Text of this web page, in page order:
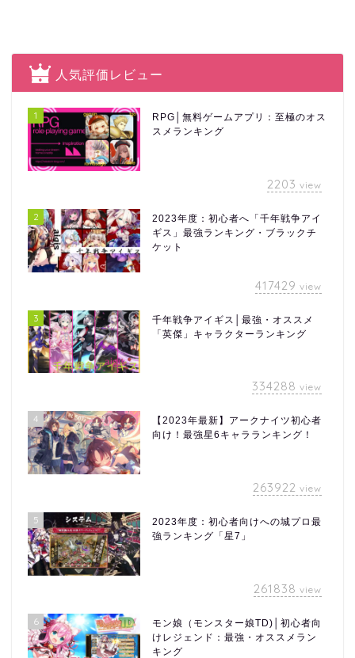
人気評価レビュー
1
RPG│無料ゲームアプリ：至極のオス
スメランキング
2203 view
2
2023年度：初心者へ「千年戦争アイ
ギス」最強ランキング・ブラックチ
ケット
417429 view
3
千年戦争アイギス│最強・オススメ
「英傑」キャラクターランキング
334288 view
4
【2023年最新】アークナイツ初心者
向け！最強星6キャラランキング！
263922 view
5
2023年度：初心者向けへの城プロ最
強ランキング「星7」
261838 view
6
モン娘（モンスター娘TD)│初心者向
けレジェンド：最強・オススメラン
キング